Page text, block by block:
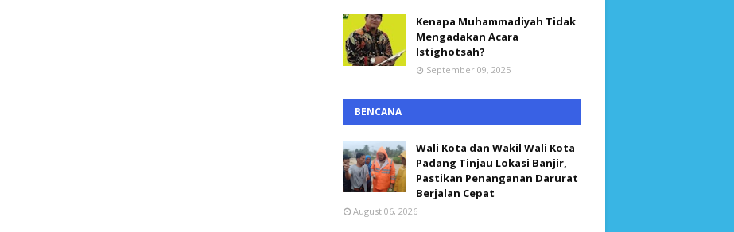
Kenapa Muhammadiyah Tidak
Mengadakan Acara
Istighotsah?
September 09, 2025
BENCANA
Wali Kota dan Wakil Wali Kota
Padang Tinjau Lokasi Banjir,
Pastikan Penanganan Darurat
Berjalan Cepat
August 06, 2026